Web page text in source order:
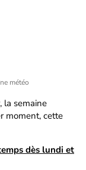
météo
la semaine
moment, cette
dès lundi et